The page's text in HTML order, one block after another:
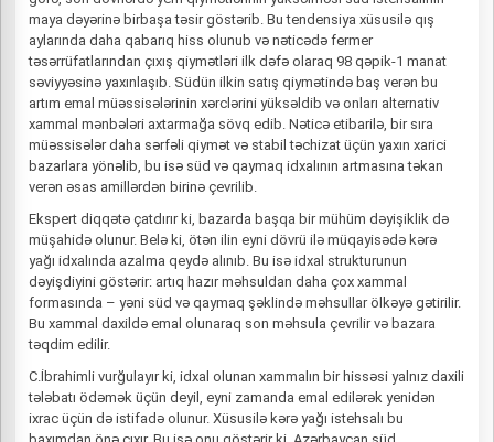
maya dəyərinə birbaşa təsir göstərib. Bu tendensiya xüsusilə qış
aylarında daha qabarıq hiss olunub və nəticədə fermer
təsərrüfatlarından çıxış qiymətləri ilk dəfə olaraq 98 qəpik-1 manat
səviyyəsinə yaxınlaşıb. Südün ilkin satış qiymətində baş verən bu
artım emal müəssisələrinin xərclərini yüksəldib və onları alternativ
xammal mənbələri axtarmağa sövq edib. Nəticə etibarilə, bir sıra
müəssisələr daha sərfəli qiymət və stabil təchizat üçün yaxın xarici
bazarlara yönəlib, bu isə süd və qaymaq idxalının artmasına təkan
verən əsas amillərdən birinə çevrilib.
Ekspert diqqətə çatdırır ki, bazarda başqa bir mühüm dəyişiklik də
müşahidə olunur. Belə ki, ötən ilin eyni dövrü ilə müqayisədə kərə
yağı idxalında azalma qeydə alınıb. Bu isə idxal strukturunun
dəyişdiyini göstərir: artıq hazır məhsuldan daha çox xammal
formasında – yəni süd və qaymaq şəklində məhsullar ölkəyə gətirilir.
Bu xammal daxildə emal olunaraq son məhsula çevrilir və bazara
təqdim edilir.
C.İbrahimli vurğulayır ki, idxal olunan xammalın bir hissəsi yalnız daxili
tələbatı ödəmək üçün deyil, eyni zamanda emal edilərək yenidən
ixrac üçün də istifadə olunur. Xüsusilə kərə yağı istehsalı bu